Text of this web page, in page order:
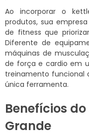
Ao incorporar o
produtos, sua
de fitness que
Diferente de
máquinas de
de força e cardio em
treinamento funcional
única ferramenta.
Benefícios
Grande